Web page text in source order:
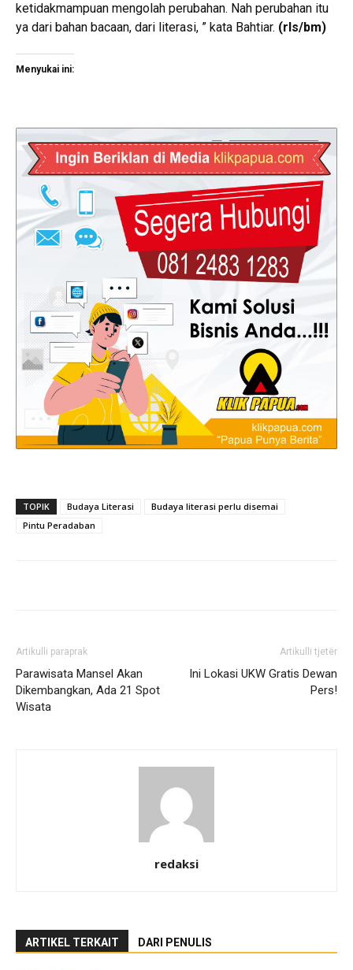
ketidakmampuan mengolah perubahan. Nah perubahan itu
ya dari bahan bacaan, dari literasi, ” kata Bahtiar. (rls/bm)
Menyukai ini:
TOPIK Budaya Literasi
Budaya literasi perlu disemai
Pintu Peradaban
Artikulli paraprak
Parawisata Mansel Akan
Dikembangkan, Ada 21 Spot
Wisata
Artikulli tjetër
Ini Lokasi UKW Gratis Dewan
Pers!
redaksi
ARTIKEL TERKAIT DARI PENULIS